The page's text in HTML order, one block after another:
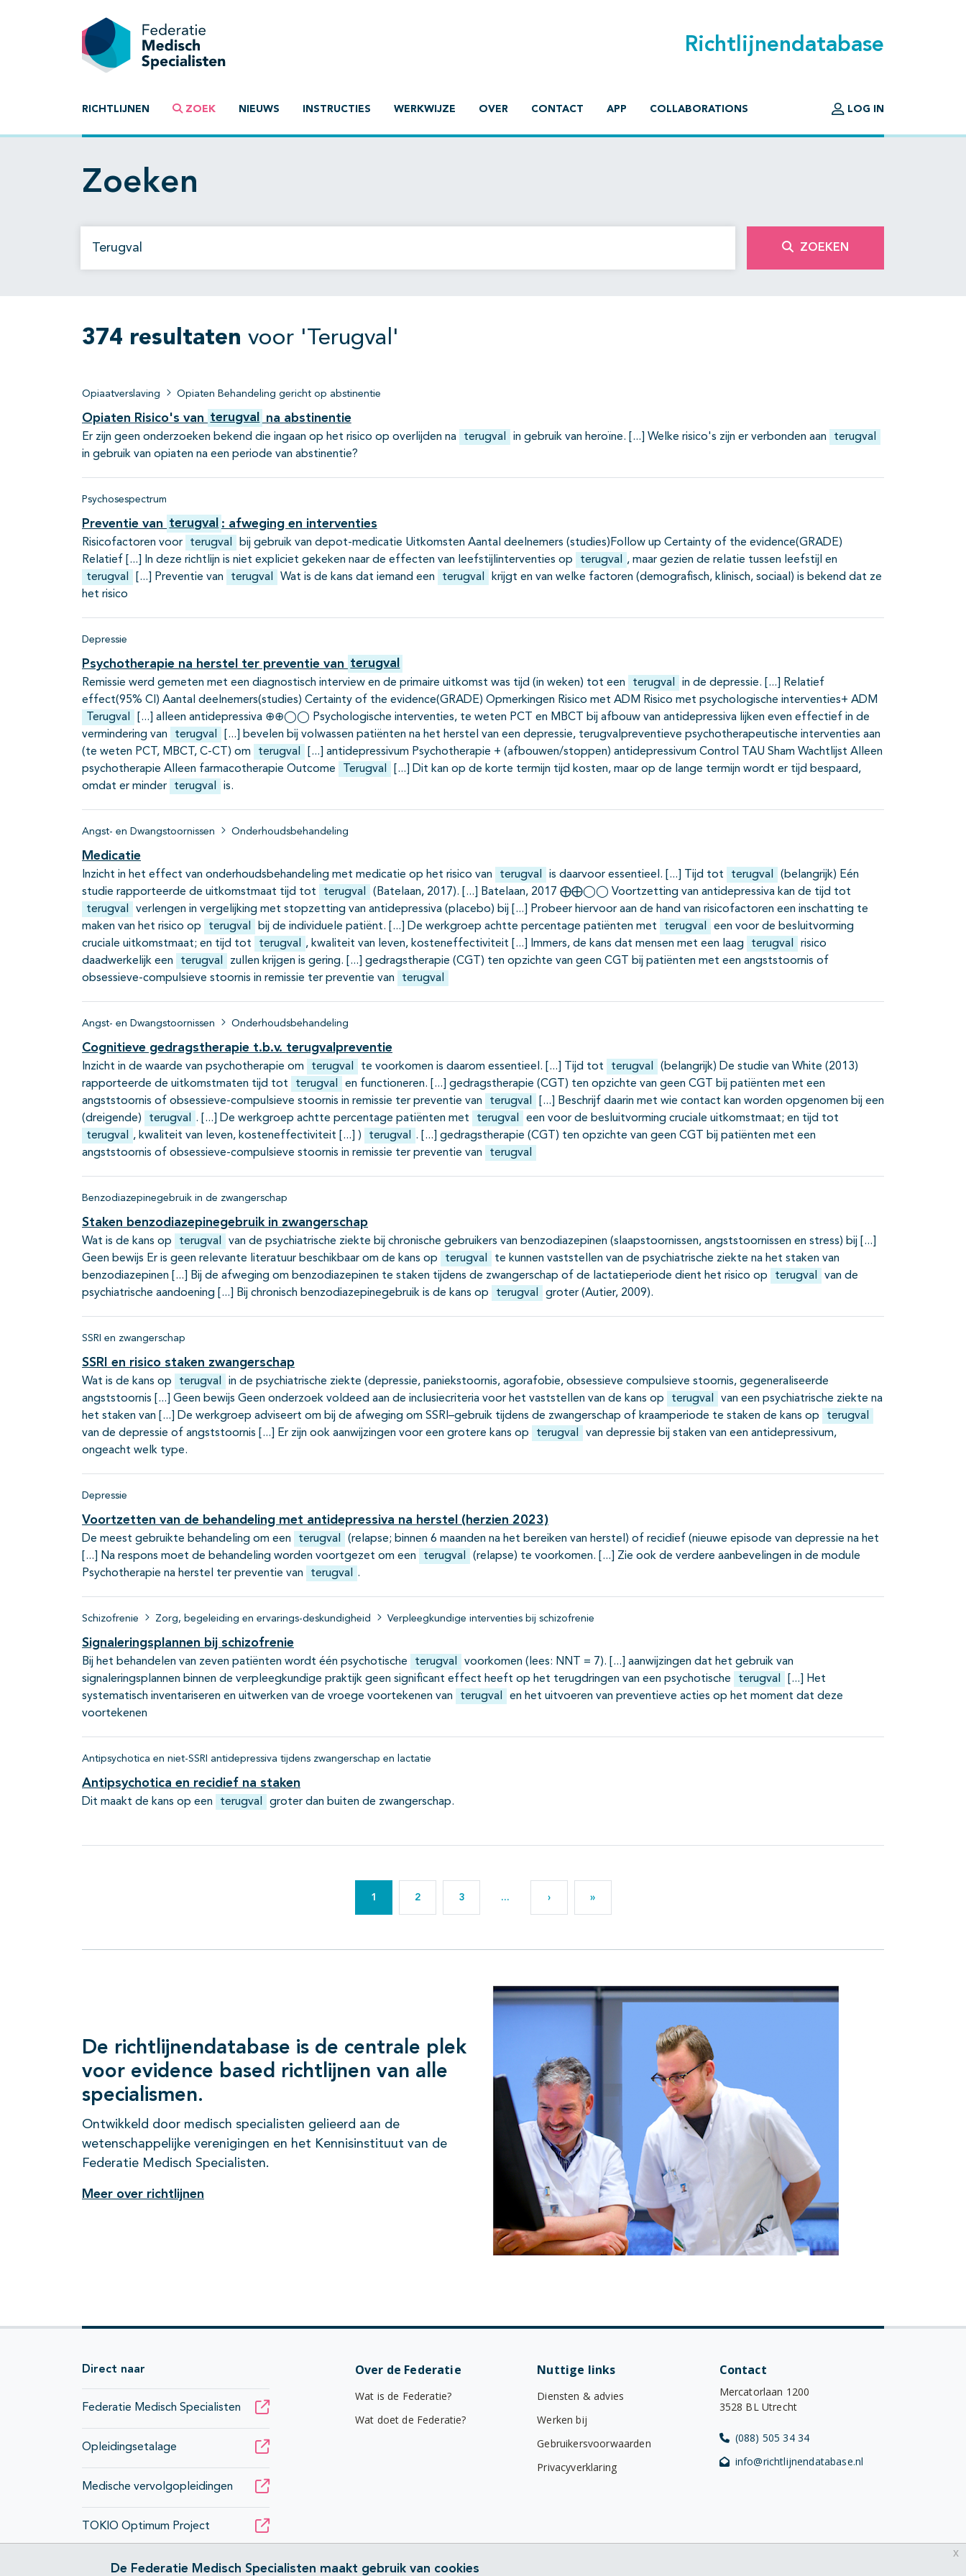
Richtlijnendatabase
RICHTLIJNEN ZOEK NIEUWS INSTRUCTIES WERKWIJZE OVER CONTACT APP COLLABORATIONS LOG IN
Zoeken
ZOEKEN
374 resultaten voor 'Terugval'
Opiaatverslaving Opiaten Behandeling gericht op abstinentie
Opiaten Risico's van terugval na abstinentie
Er zijn geen onderzoeken bekend die ingaan op het risico op overlijden na terugval in gebruik van heroïne. Welke risico's zijn er verbonden aan
terugval
in gebruik van opiaten na een periode van abstinentie?
Psychosespectrum
Preventie van terugval : afweging en interventies
Risicofactoren voor terugval
bij gebruik van depot-medicatie Uitkomsten Aantal deelnemers (studies)Follow up Certainty of the evidence(GRADE)
Relatief
In deze richtlijn is niet expliciet gekeken naar de effecten van leefstijlinterventies op terugval
, maar gezien de relatie tussen leefstijl en
terugval
Preventie van terugval Wat is de kans dat iemand een terugval
krijgt en van welke factoren (demografisch, klinisch, sociaal) is bekend dat ze
het risico
Depressie
Psychotherapie na herstel ter preventie van terugval
Remissie werd gemeten met een diagnostisch interview en de primaire uitkomst was tijd (in weken) tot een terugval in de depressie.
Relatief
effect(95% CI) Aantal deelnemers(studies) Certainty of the evidence(GRADE) Opmerkingen Risico met ADM Risico met psychologische interventies+ ADM
Terugval
alleen antidepressiva ⊕⊕◯◯ Psychologische interventies, te weten PCT en MBCT bij afbouw van antidepressiva lijken even effectief in de
vermindering van
terugval
bevelen bij volwassen patiënten na het herstel van een depressie, terugvalpreventieve psychotherapeutische interventies aan
(te weten PCT, MBCT, C-CT) om
terugval
antidepressivum Psychotherapie + (afbouwen/stoppen) antidepressivum Control TAU Sham Wachtlijst Alleen
psychotherapie Alleen farmacotherapie Outcome
Terugval
Dit kan op de korte termijn tijd kosten, maar op de lange termijn wordt er tijd bespaard,
omdat er minder
terugval is.
Angst- en Dwangstoornissen Onderhoudsbehandeling
Medicatie
Inzicht in het effect van onderhoudsbehandeling met medicatie op het risico van terugval is daarvoor essentieel. Tijd tot terugval
(belangrijk) Eén
studie rapporteerde de uitkomstmaat tijd tot
terugval (Batelaan, 2017).
Batelaan, 2017 ⨁⨁◯◯ Voortzetting van antidepressiva kan de tijd tot
terugval
verlengen in vergelijking met stopzetting van antidepressiva (placebo) bij
Probeer hiervoor aan de hand van risicofactoren een inschatting te
maken van het risico op
terugval bij de individuele patiënt. De werkgroep achtte percentage patiënten met terugval
een voor de besluitvorming
cruciale uitkomstmaat; en tijd tot
terugval , kwaliteit van leven, kosteneffectiviteit Immers, de kans dat mensen met een laag terugval
risico
daadwerkelijk een
terugval zullen krijgen is gering.
gedragstherapie (CGT) ten opzichte van geen CGT bij patiënten met een angststoornis of
obsessieve-compulsieve stoornis in remissie ter preventie van
terugval
Angst- en Dwangstoornissen Onderhoudsbehandeling
Cognitieve gedragstherapie t.b.v. terugvalpreventie
Inzicht in de waarde van psychotherapie om terugval te voorkomen is daarom essentieel. Tijd tot terugval
(belangrijk) De studie van White (2013)
rapporteerde de uitkomstmaten tijd tot
terugval en functioneren.
gedragstherapie (CGT) ten opzichte van geen CGT bij patiënten met een
angststoornis of obsessieve-compulsieve stoornis in remissie ter preventie van
terugval
Beschrijf daarin met wie contact kan worden opgenomen bij een
(dreigende)
terugval . De werkgroep achtte percentage patiënten met terugval
een voor de besluitvorming cruciale uitkomstmaat; en tijd tot
terugval
, kwaliteit van leven, kosteneffectiviteit ) terugval .
gedragstherapie (CGT) ten opzichte van geen CGT bij patiënten met een
angststoornis of obsessieve-compulsieve stoornis in remissie ter preventie van
terugval
Benzodiazepinegebruik in de zwangerschap
Staken benzodiazepinegebruik in zwangerschap
Wat is de kans op terugval
van de psychiatrische ziekte bij chronische gebruikers van benzodiazepinen (slaapstoornissen, angststoornissen en stress) bij
Geen bewijs Er is geen relevante literatuur beschikbaar om de kans op
terugval
te kunnen vaststellen van de psychiatrische ziekte na het staken van
benzodiazepinen
Bij de afweging om benzodiazepinen te staken tijdens de zwangerschap of de lactatieperiode dient het risico op terugval
van de
psychiatrische aandoening
Bij chronisch benzodiazepinegebruik is de kans op terugval groter (Autier, 2009).
SSRI en zwangerschap
SSRI en risico staken zwangerschap
Wat is de kans op terugval
in de psychiatrische ziekte (depressie, paniekstoornis, agorafobie, obsessieve compulsieve stoornis, gegeneraliseerde
angststoornis
Geen bewijs Geen onderzoek voldeed aan de inclusiecriteria voor het vaststellen van de kans op terugval
van een psychiatrische ziekte na
het staken van
De werkgroep adviseert om bij de afweging om SSRI–gebruik tijdens de zwangerschap of kraamperiode te staken de kans op
terugval
van de depressie of angststoornis
Er zijn ook aanwijzingen voor een grotere kans op terugval
van depressie bij staken van een antidepressivum,
ongeacht welk type.
Depressie
Voortzetten van de behandeling met antidepressiva na herstel (herzien 2023)
De meest gebruikte behandeling om een terugval
(relapse; binnen 6 maanden na het bereiken van herstel) of recidief (nieuwe episode van depressie na het
Na respons moet de behandeling worden voortgezet om een
terugval (relapse) te voorkomen.
Zie ook de verdere aanbevelingen in de module
Psychotherapie na herstel ter preventie van
terugval .
Schizofrenie Zorg, begeleiding en ervarings-deskundigheid Verpleegkundige interventies bij schizofrenie
Signaleringsplannen bij schizofrenie
Bij het behandelen van zeven patiënten wordt één psychotische terugval voorkomen (lees: NNT = 7).
aanwijzingen dat het gebruik van
signaleringsplannen binnen de verpleegkundige praktijk geen significant effect heeft op het terugdringen van een psychotische
terugval
Het
systematisch inventariseren en uitwerken van de vroege voortekenen van
terugval
en het uitvoeren van preventieve acties op het moment dat deze
voortekenen
Antipsychotica en niet-SSRI antidepressiva tijdens zwangerschap en lactatie
Antipsychotica en recidief na staken
Dit maakt de kans op een terugval groter dan buiten de zwangerschap.
1 2 3 ... › »
De richtlijnendatabase is de centrale plek
voor evidence based richtlijnen van alle
specialismen.
Ontwikkeld door medisch specialisten gelieerd aan de
wetenschappelijke verenigingen en het Kennisinstituut van de
Federatie Medisch Specialisten.
Meer over richtlijnen
Direct naar
Federatie Medisch Specialisten
Opleidingsetalage
Medische vervolgopleidingen
TOKIO Optimum Project
Over de Federatie
Wat is de Federatie?
Wat doet de Federatie?
Nuttige links
Diensten & advies
Werken bij
Gebruikersvoorwaarden
Privacyverklaring
Contact
Mercatorlaan 1200
3528 BL Utrecht
(088) 505 34 34
info@richtlijnendatabase.nl
De Federatie Medisch Specialisten maakt gebruik van cookies
x